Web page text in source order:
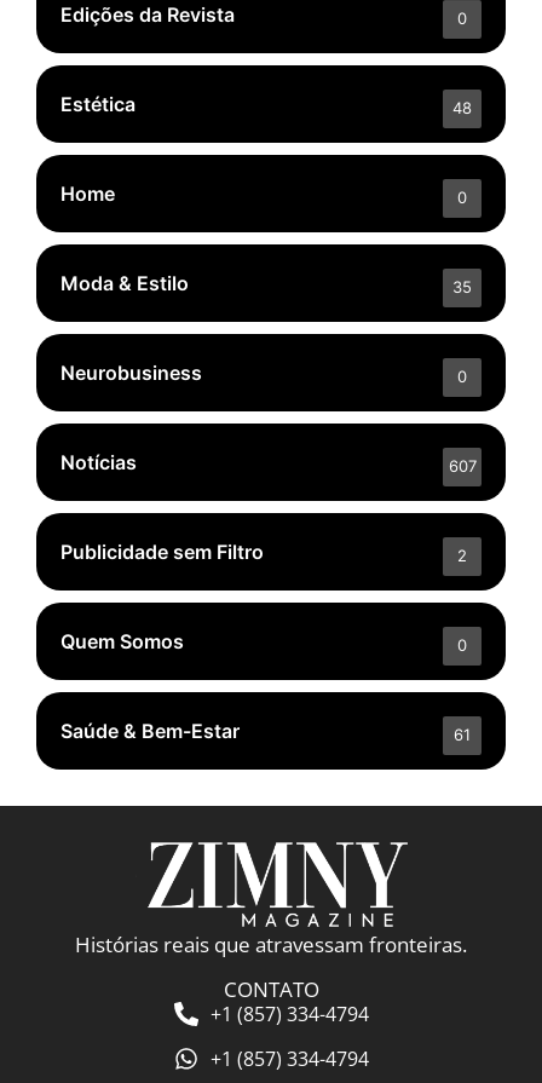
Edições da Revista 0
Estética 48
Home 0
Moda & Estilo 35
Neurobusiness 0
Notícias 607
Publicidade sem Filtro 2
Quem Somos 0
Saúde & Bem-Estar 61
Histórias reais que atravessam fronteiras.
CONTATO
+1 (857) 334-4794
+1 (857) 334-4794